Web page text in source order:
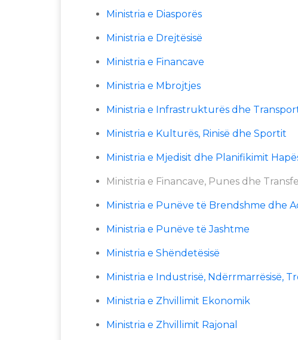
Ministria e Diasporës
Ministria e Drejtësisë
Ministria e Financave
Ministria e Mbrojtjes
Ministria e Infrastrukturës dhe
Ministria e Kulturës, Rinisë dhe Sportit
Ministria e Mjedisit dhe Planifikimit
Ministria e Financave, Punes dhe
Ministria e Punëve të Brendshme dhe
Ministria e Punëve të Jashtme
Ministria e Shëndetësisë
Ministria e Industrisë, Ndërrmarrësisë,
Ministria e Zhvillimit Ekonomik
Ministria e Zhvillimit Rajonal